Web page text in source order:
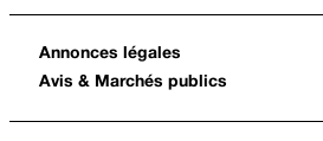
Annonces légales
Avis & Marchés publics